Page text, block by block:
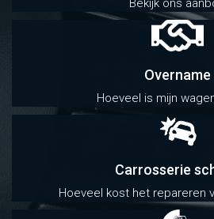
Bekijk ons
Overname
Hoeveel is mijn
Carrosserie
Hoeveel kost het repareren